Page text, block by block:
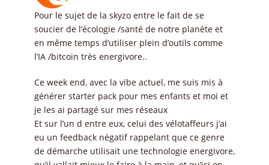
Pour le sujet de la skyzo entre le fait de se
soucier de l’écologie /santé de notre planète et
en même temps d’utiliser plein d’outils comme
l’IA /bitcoin très energivore..
Ce week end, avec la vibe actuel, me suis mis à
générer starter pack pour mes enfants et moi et
je les ai partagé sur mes réseaux
Et sur l’un d entre eux, celui des vélotaffeurs j’ai
eu un feedback négatif rappelant que ce genre
de démarche utilisait une technologie energivore,